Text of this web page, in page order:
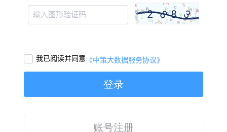
输入图形验证码
我已阅读并同意 《中策大数据服务协议》
登录
账号注册